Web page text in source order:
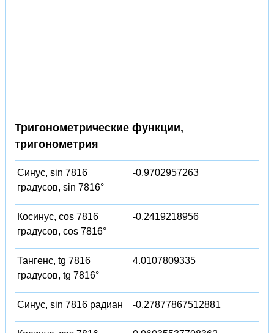
Тригонометрические функции,
тригонометрия
Синус, sin 7816
градусов, sin 7816°
-0.9702957263
Косинус, cos 7816
градусов, cos 7816°
-0.2419218956
Тангенс, tg 7816
градусов, tg 7816°
4.0107809335
Синус, sin 7816 радиан -0.27877867512881